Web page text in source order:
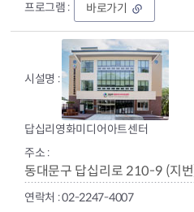
장
안
어
린
이
도
서
관
바로가기
답십리영화미디어아트센터
동대문구 답십리로 210-9 (지
02-2247-4007